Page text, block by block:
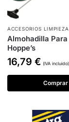
ACCESORIOS LIMPIEZA
Almohadilla
Hoppe’s
16,79 € (IVA incluido)
Comprar